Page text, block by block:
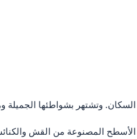
وتشتهر بشواطئها الجميلة
الأسطح المصنوعة من القش